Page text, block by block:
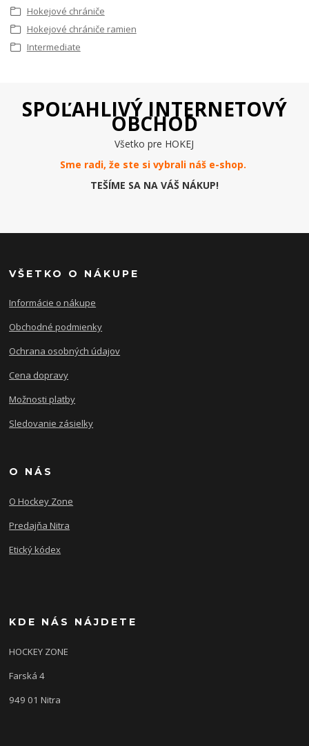
Hokejové chrániče
Hokejové chrániče ramien
Intermediate
SPOĽAHLIVÝ INTERNETOVÝ
OBCHOD
Všetko pre HOKEJ
Sme radi, že ste si vybrali náš e-shop.
TEŠÍME SA NA VÁŠ NÁKUP!
VŠETKO O NÁKUPE
Informácie o nákupe
Obchodné podmienky
Ochrana osobných údajov
Cena dopravy
Možnosti platby
Sledovanie zásielky
O NÁS
O Hockey Zone
Predajňa Nitra
Etický kódex
KDE NÁS NÁJDETE
HOCKEY ZONE
Farská 4
949 01 Nitra